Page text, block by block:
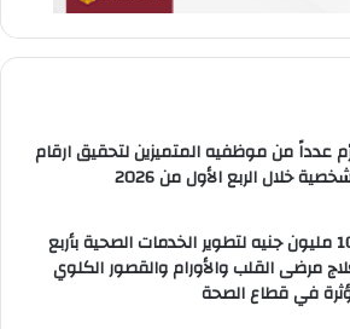
عدداً من موظفيه المتميزين لتحقيق ارقام
خلال الربع الأول من 2026
بنك مصر يضخ أكثر من 100 مليون جنيه لتطوير الخدمات الصحية بأربع
مرضى القلب والأورام والقصور الكلوي
في قطاع الصحة